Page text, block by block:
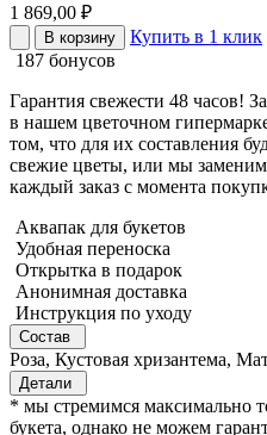
1 869,00 ₽
В корзину
Купить в 1 клик
187 бонусов
Гарантия свежести 48 часов!
в нашем цветочном
том, что для их составления
свежие цветы, или мы
каждый заказ с момента
Аквапак для букетов
Удобная переноска
Открытка в подарок
Анонимная доставка
Инструкция по уходу
Состав
Роза, Кустовая хризантема,
Детали
* мы стремимся максимально
букета, однако не можем